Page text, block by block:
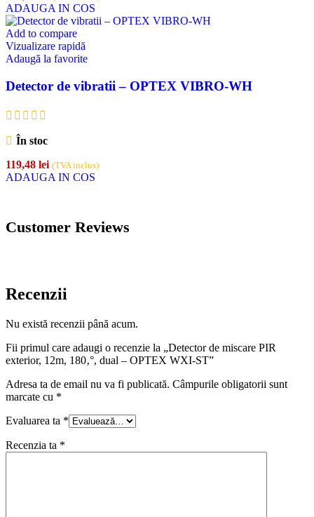
ADAUGA IN COS
Add to compare
Vizualizare rapidă
Adaugă la favorite
Detector de vibratii – OPTEX VIBRO-WH
În stoc
119,48 lei (TVA inclus)
ADAUGA IN COS
Customer Reviews
Recenzii
Nu există recenzii până acum.
Fii primul care adaugi o recenzie la „Detector de miscare PIR
exterior, 12m, 180‚°, dual – OPTEX WXI-ST”
Adresa ta de email nu va fi publicată. Câmpurile obligatorii sunt
marcate cu *
Evaluarea ta *
Recenzia ta *